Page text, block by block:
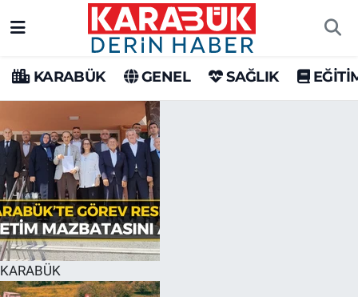
KARABÜK GENEL SAĞLIK
KARABÜK
Karabük Hava Durumu
Karabük Trafik Yoğunluk Haritası
Süper Lig Puan Durumu ve Fikstür
Tüm Manşetler
Son Dakika Haberleri